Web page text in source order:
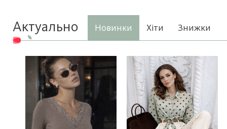
Актуально Новинки Хіти Знижки